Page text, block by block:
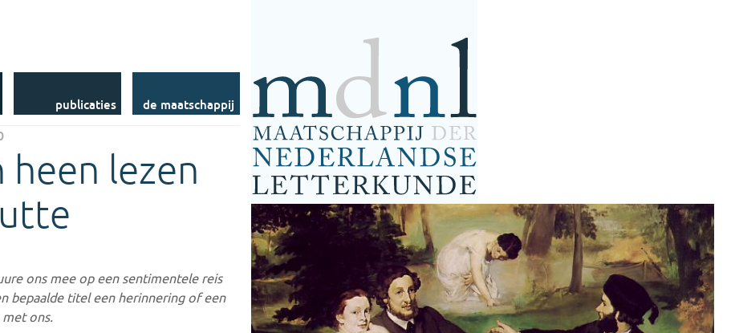
Contact
de maatschappij
Nederlandse Taal- en
Publicaties op Internet
publicaties
heen lezen
ons mee op een sentimentele reis
bepaalde titel een herinnering of een
ons.